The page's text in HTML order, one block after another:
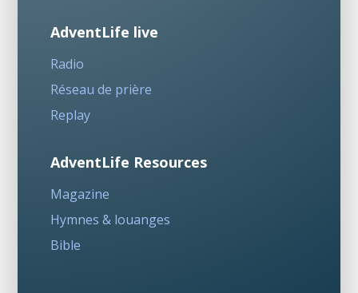
AdventLife live
Radio
Réseau de prière
Replay
AdventLife Resources
Magazine
Hymnes & louanges
Bible